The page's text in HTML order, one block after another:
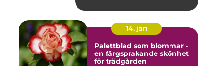
14. jan
Palettblad som blommar -
en färgsprakande skönhet
för trädgården